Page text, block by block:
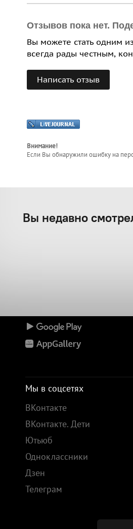
Отзывов пока нет.
Вы можете стать одним
всегда рады честным,
Написать отзыв
Внимание!
Если Вы обнаружили ошибку на
Вы недавно
Мы в соцсетях
ВКонтакте
ВКонтакте. Дети
Ютьюб
Одноклассники
Дзен
Телеграм